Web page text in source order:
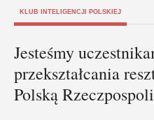
KLUB INTELIGENCJI POLSKIEJ
Jesteśmy
przekształcania
Polską